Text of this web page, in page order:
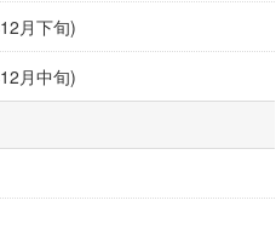
月下旬)
月中旬)